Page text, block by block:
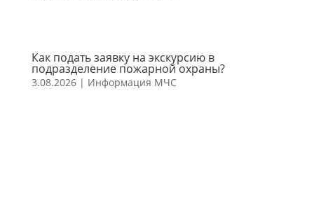
Как подать заявку на экскурсию в
подразделение пожарной охраны?
3.08.2026| Информация МЧС